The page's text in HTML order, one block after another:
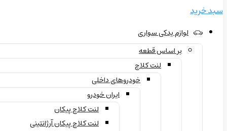
سبد خرید
لوازم یدکی سواری
بر اساس قطعه
لنت کلاچ
خودروهای داخلی
ایران خودرو
لنت کلاچ پیکان
لنت کلاچ پیکان آرژانتینی